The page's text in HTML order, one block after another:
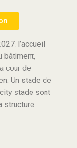
l’accueil
bâtiment,
cour de
Un stade de
city stade sont
structure.